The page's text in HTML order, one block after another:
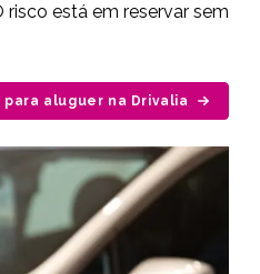
está em reservar sem
aluguer na Drivalia